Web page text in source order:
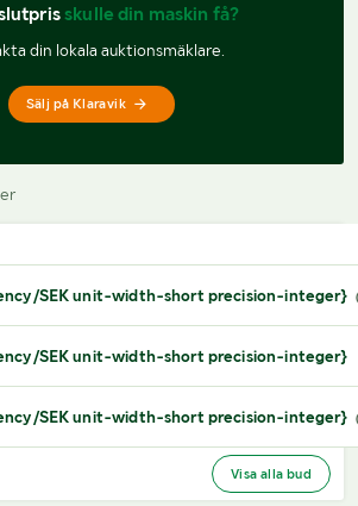
skulle din maskin få?
din lokala auktionsmäklare.
Sälj på Klaravik
SEK unit-width-short precision-integer}
SEK unit-width-short precision-integer}
SEK unit-width-short precision-integer}
Visa alla bud